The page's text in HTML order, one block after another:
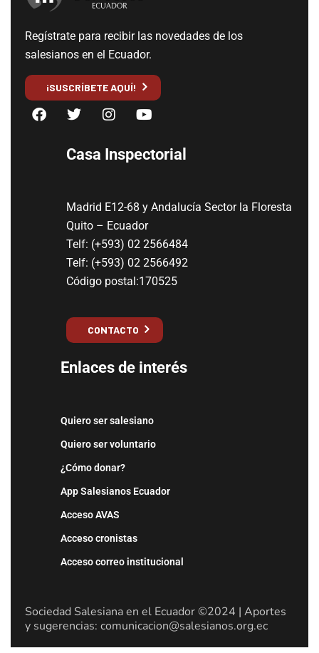
Regístrate para recibir las novedades de los
salesianos en el Ecuador.
¡SUSCRÍBETE AQUÍ!
Casa Inspectorial
Madrid E12-68 y Andalucía Sector la Floresta
Quito – Ecuador
Telf: (+593) 02 2566484
Telf: (+593) 02 2566492
Código postal:170525
CONTACTO
Enlaces de interés
Quiero ser salesiano
Quiero ser voluntario
¿Cómo donar?
App Salesianos Ecuador
Acceso AVAS
Acceso cronistas
Acceso correo institucional
Sociedad Salesiana en el Ecuador ©2024 | Aportes
y sugerencias: comunicacion@salesianos.org.ec